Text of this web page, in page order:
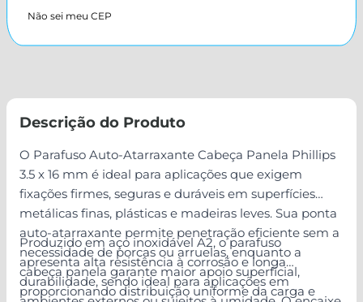
Não sei meu CEP
Descrição do Produto
O Parafuso Auto-Atarraxante Cabeça Panela Phillips
3.5 x 16 mm é ideal para aplicações que exigem
fixações firmes, seguras e duráveis em superfícies
metálicas finas, plásticas e madeiras leves. Sua ponta
auto-atarraxante permite penetração eficiente sem a
necessidade de porcas ou arruelas, enquanto a
cabeça panela garante maior apoio superficial,
proporcionando distribuição uniforme da carga e
Produzido em aço inoxidável A2, o parafuso
apresenta alta resistência à corrosão e longa
durabilidade, sendo ideal para aplicações em